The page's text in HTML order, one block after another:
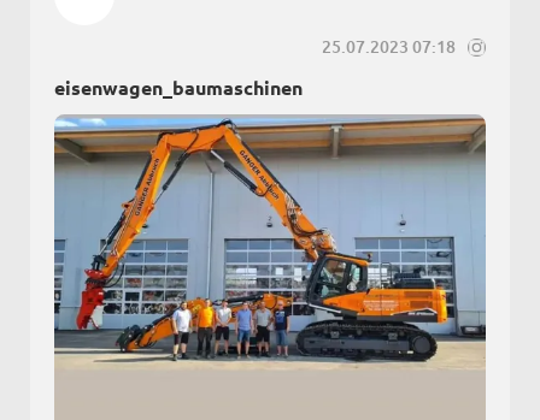
25.07.2023 07:18
eisenwagen_baumaschinen